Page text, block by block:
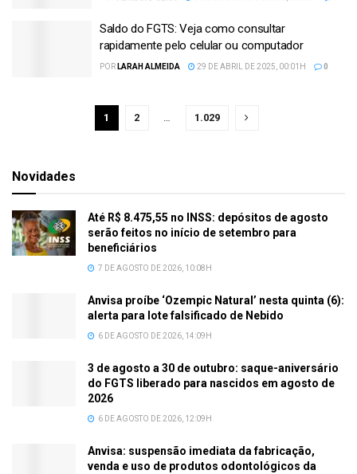
Saldo do FGTS: Veja como consultar
rapidamente pelo celular ou computador
POR LARAH ALMEIDA 29 DE ABRIL DE 2025, 00:01H 0
1 2 … 1.029
Novidades
Até R$ 8.475,55 no INSS: depósitos de agosto
serão feitos no início de setembro para
beneficiários
7 DE AGOSTO DE 2026, 10:08H
Anvisa proíbe ‘Ozempic Natural’ nesta quinta (6):
alerta para lote falsificado de Nebido
6 DE AGOSTO DE 2026, 14:09H
3 de agosto a 30 de outubro: saque-aniversário
do FGTS liberado para nascidos em agosto de
2026
6 DE AGOSTO DE 2026, 12:09H
Anvisa: suspensão imediata da fabricação,
venda e uso de produtos odontológicos da